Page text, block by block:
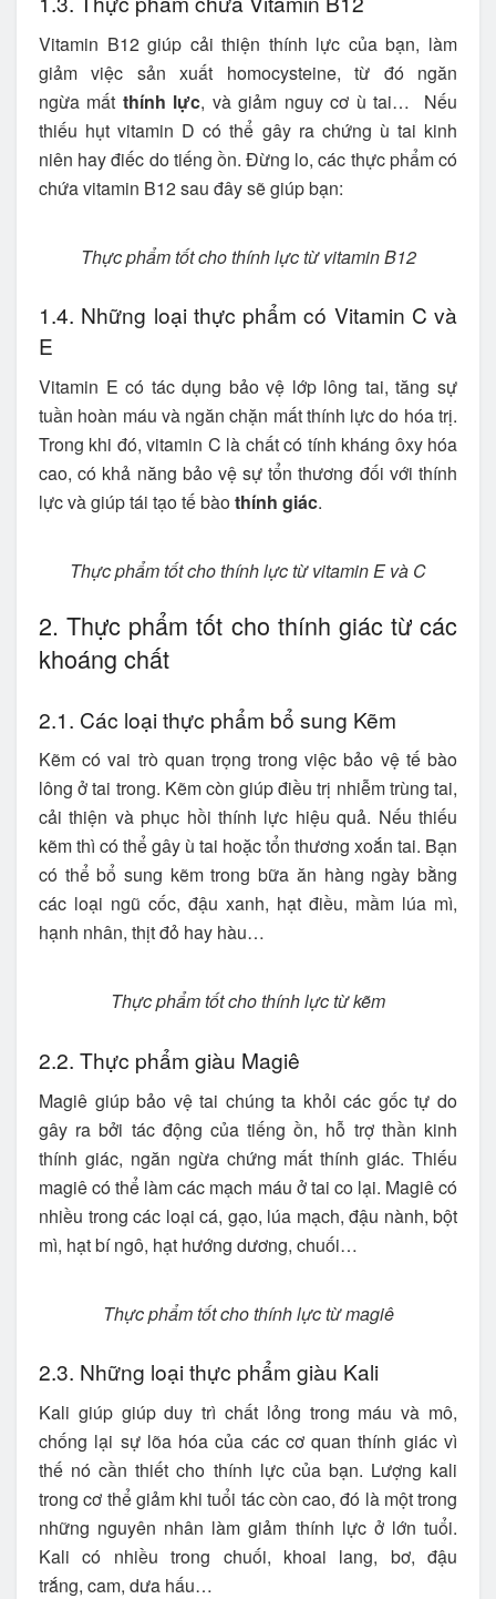
Vitamin B12 giúp cải thiện thính lực của bạn, làm
giảm việc sản xuất homocysteine, từ đó ngăn
ngừa mất thính lực, và giảm nguy cơ ù tai… Nếu
thiếu hụt vitamin D có thể gây ra chứng ù tai kinh
niên hay điếc do tiếng ồn. Đừng lo, các thực phẩm có
chứa vitamin B12 sau đây sẽ giúp bạn:
Thực phẩm tốt cho thính lực từ vitamin B12
1.4. Những loại thực phẩm có Vitamin C và
E
Vitamin E có tác dụng bảo vệ lớp lông tai, tăng sự
tuần hoàn máu và ngăn chặn mất thính lực do hóa trị.
Trong khi đó, vitamin C là chất có tính kháng ôxy hóa
cao, có khả năng bảo vệ sự tổn thương đối với thính
lực và giúp tái tạo tế bàothính giác.
Thực phẩm tốt cho thính lực từ vitamin E và C
2. Thực phẩm tốt cho thính giác từ các
khoáng chất
2.1. Các loại thực phẩm bổ sung Kẽm
Kẽm có vai trò quan trọng trong việc bảo vệ tế bào
lông ở tai trong. Kẽm còn giúp điều trị nhiễm trùng tai,
cải thiện và phục hồi thính lực hiệu quả. Nếu thiếu
kẽm thì có thể gây ù tai hoặc tổn thương xoắn tai. Bạn
có thể bổ sung kẽm trong bữa ăn hàng ngày bằng
các loại ngũ cốc, đậu xanh, hạt điều, mầm lúa mì,
hạnh nhân, thịt đỏ hay hàu…
Thực phẩm tốt cho thính lực từ kẽm
2.2. Thực phẩm giàu Magiê
Magiê giúp bảo vệ tai chúng ta khỏi các gốc tự do
gây ra bởi tác động của tiếng ồn, hỗ trợ thần kinh
thính giác, ngăn ngừa chứng mất thính giác. Thiếu
magiê có thể làm các mạch máu ở tai co lại. Magiê có
nhiều trong các loại cá, gạo, lúa mạch, đậu nành, bột
mì, hạt bí ngô, hạt hướng dương, chuối…
Thực phẩm tốt cho thính lực từ magiê
2.3. Những loại thực phẩm giàu Kali
Kali giúp giúp duy trì chất lỏng trong máu và mô,
chống lại sự lõa hóa của các cơ quan thính giác vì
thế nó cần thiết cho thính lực của bạn. Lượng kali
trong cơ thể giảm khi tuổi tác còn cao, đó là một trong
những nguyên nhân làm giảm thính lực ở lớn tuổi.
Kali có nhiều trong chuối, khoai lang, bơ, đậu
trắng, cam, dưa hấu…